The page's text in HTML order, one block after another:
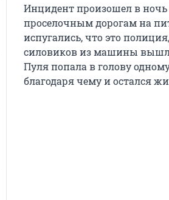
Инцидент произошел в ночь
проселочным дорогам на
испугались, что это
силовиков из машины
Пуля попала в голову
благодаря чему и остался